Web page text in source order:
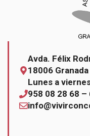
Avda. Félix
18006 Granada
Lunes a
958 08 28 68 –